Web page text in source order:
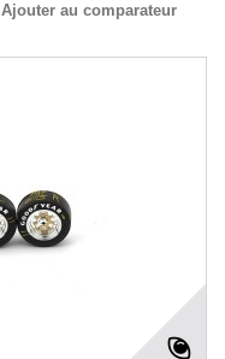
Ajouter au comparateur